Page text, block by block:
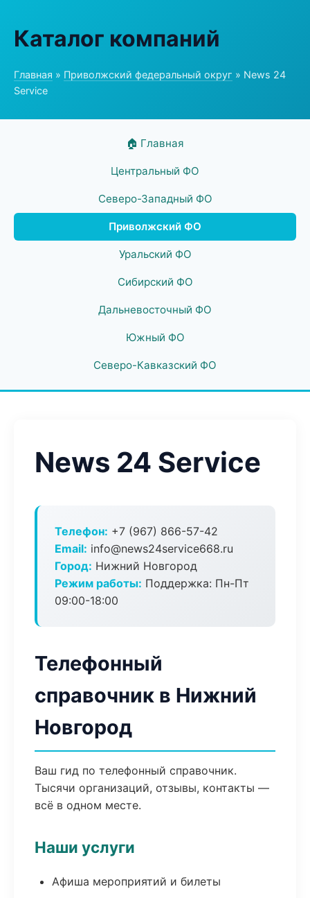
Каталог компаний
Главная » Приволжский федеральный округ » News 24
Service
🏠 Главная
Центральный ФО
Северо-Западный ФО
Приволжский ФО
Уральский ФО
Сибирский ФО
Дальневосточный ФО
Южный ФО
Северо-Кавказский ФО
News 24 Service
Телефон: +7 (967) 866-57-42
Email: info@news24service668.ru
Город: Нижний Новгород
Режим работы: Поддержка: Пн-Пт
09:00-18:00
Телефонный
справочник в Нижний
Новгород
Ваш гид по телефонный справочник.
Тысячи организаций, отзывы, контакты —
всё в одном месте.
Наши услуги
Афиша мероприятий и билеты